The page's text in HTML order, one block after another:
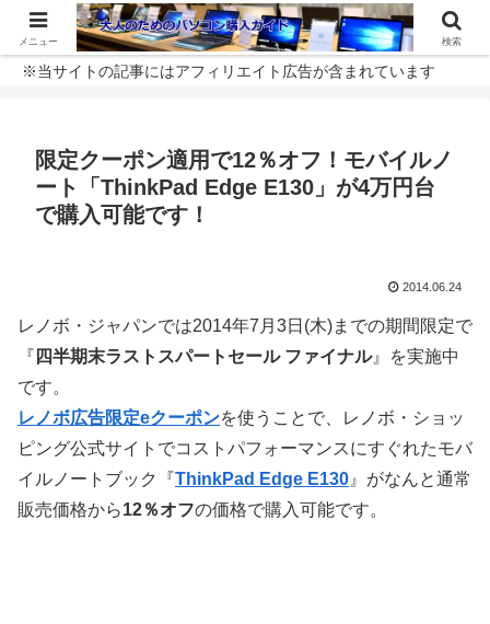
※当サイトの記事にはアフィリエイト広告が含まれています
限定クーポン適用で12％オフ！モバイルノ
ート「ThinkPad Edge E130」が4万円台
で購入可能です！
2014.06.24
レノボ・ジャパンでは2014年7月3日(木)までの期間限定で
『 四半期末ラストスパートセール ファイナル』を実施中
です。
レノボ広告限定eクーポンを使うことで、レノボ・ショッ
ピング公式サイトでコストパフォーマンスにすぐれたモバ
イルノートブック『ThinkPad Edge E130 』がなんと通常
販売価格から12％オフの価格で購入可能です。
メニュー 検索